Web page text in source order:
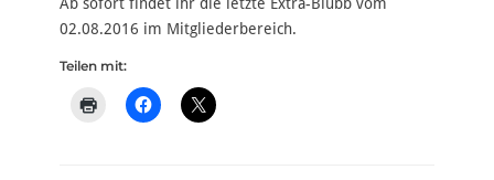
02.08.2016 im Mitgliederbereich.
Teilen mit: